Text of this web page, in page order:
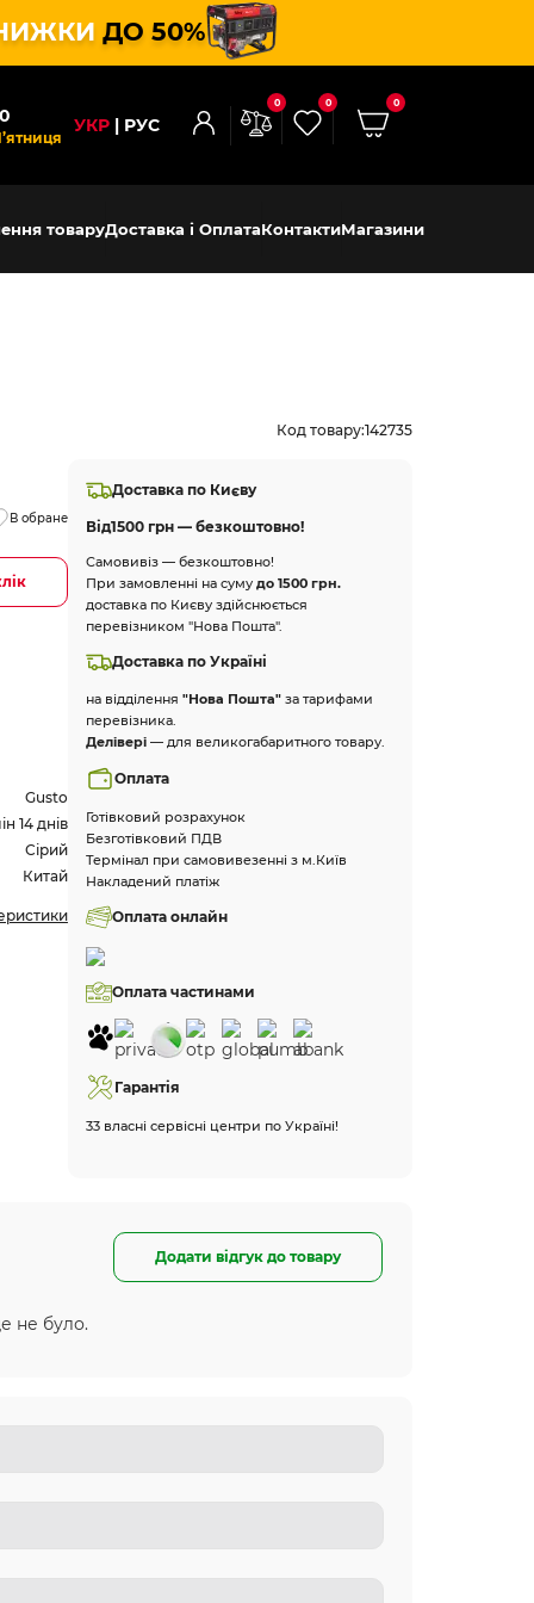
ДО 50%
УКР РУС
0 0 0
товаруДоставка і ОплатаКонтактиМагазини
Код товару:142735
В обране
Gusto
14 днів
Сірий
Китай
Доставка по Києву
Від1500 грн — безкоштовно!
Самовивіз — безкоштовно!
При замовленні на суму до 1500 грн.
доставка по Києву здійснюється
перевізником "Нова Пошта".
Доставка по Україні
на відділення "Нова Пошта" за тарифами
перевізника.
Делівері— для великогабаритного товару.
Оплата
Готівковий розрахунок
Безготівковий ПДВ
Термінал при самовивезенні з м.Київ
Накладений платіж
Оплата онлайн
Оплата частинами
Гарантія
33 власні сервісні центри по Україні!
Додати відгук до товару
не було.